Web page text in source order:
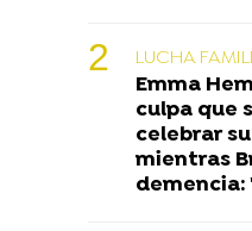
LUCHA
Emma
culpa que
celebrar
mientras
demencia: